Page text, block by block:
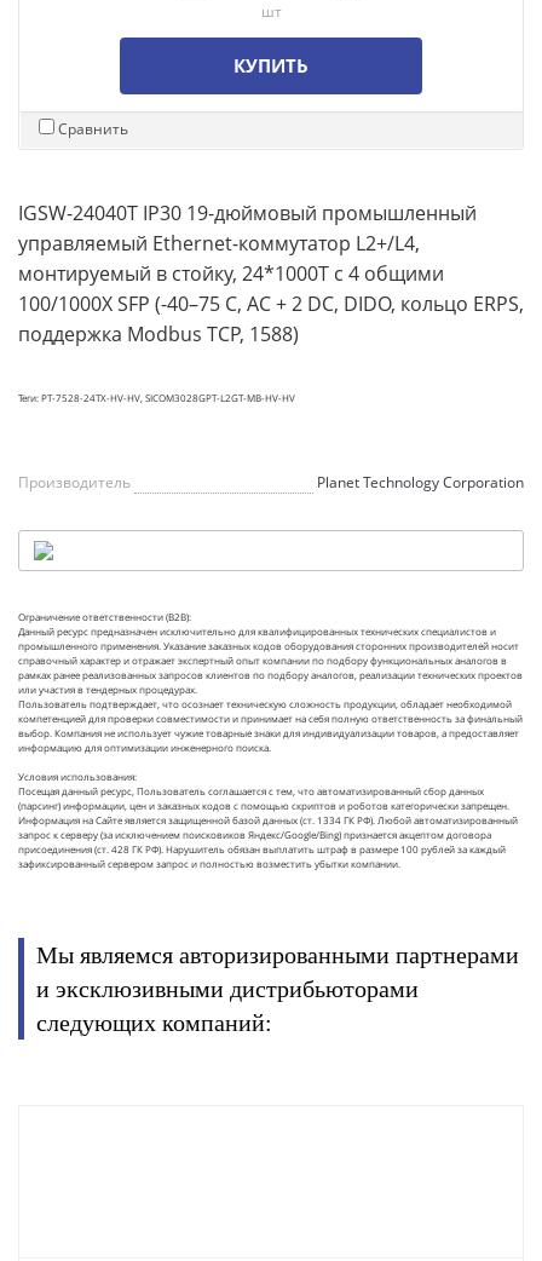
шт
КУПИТЬ
Сравнить
IGSW-24040T IP30 19-дюймовый промышленный
управляемый Ethernet-коммутатор L2+/L4,
монтируемый в стойку, 24*1000T с 4 общими
100/1000X SFP (-40–75 C, AC + 2 DC, DIDO, кольцо ERPS,
поддержка Modbus TCP, 1588)
Теги: PT-7528-24TX-HV-HV, SICOM3028GPT-L2GT-MB-HV-HV
Производитель Planet Technology Corporation
Ограничение ответственности (B2B):
Данный ресурс предназначен исключительно для квалифицированных технических специалистов и
промышленного применения. Указание заказных кодов оборудования сторонних производителей носит
справочный характер и отражает экспертный опыт компании по подбору функциональных аналогов в
рамках ранее реализованных запросов клиентов по подбору аналогов, реализации технических проектов
или участия в тендерных процедурах.
Пользователь подтверждает, что осознает техническую сложность продукции, обладает необходимой
компетенцией для проверки совместимости и принимает на себя полную ответственность за финальный
выбор. Компания не использует чужие товарные знаки для индивидуализации товаров, а предоставляет
информацию для оптимизации инженерного поиска.
Условия использования:
Посещая данный ресурс, Пользователь соглашается с тем, что автоматизированный сбор данных
(парсинг) информации, цен и заказных кодов с помощью скриптов и роботов категорически запрещен.
Информация на Сайте является защищенной базой данных (ст. 1334 ГК РФ). Любой автоматизированный
запрос к серверу (за исключением поисковиков Яндекс/Google/Bing) признается акцептом договора
присоединения (ст. 428 ГК РФ). Нарушитель обязан выплатить штраф в размере 100 рублей за каждый
зафиксированный сервером запрос и полностью возместить убытки компании.
Мы являемся авторизированными партнерами
и эксклюзивными дистрибьюторами
следующих компаний: